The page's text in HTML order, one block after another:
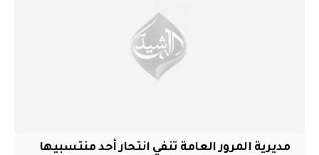
مديرية المرور العامة تنفي انتحار أحد منتسبيها